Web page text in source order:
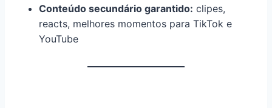
Conteúdo secundário garantido: clipes,
reacts, melhores momentos para TikTok e
YouTube